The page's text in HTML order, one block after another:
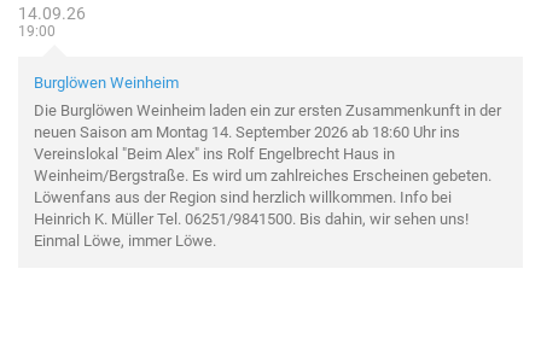
14.09.26
19:00
Burglöwen Weinheim
Die Burglöwen Weinheim laden ein zur ersten Zusammenkunft in der
neuen Saison am Montag 14. September 2026 ab 18:60 Uhr ins
Vereinslokal "Beim Alex" ins Rolf Engelbrecht Haus in
Weinheim/Bergstraße. Es wird um zahlreiches Erscheinen gebeten.
Löwenfans aus der Region sind herzlich willkommen. Info bei
Heinrich K. Müller Tel. 06251/9841500. Bis dahin, wir sehen uns!
Einmal Löwe, immer Löwe.